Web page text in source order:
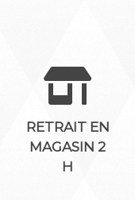
RETRAIT EN
MAGASIN 2
H